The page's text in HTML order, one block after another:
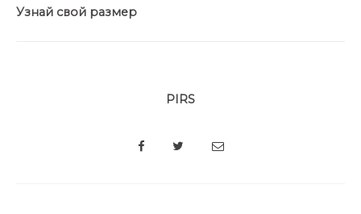
Узнай свой размер
PIRS
SHARE